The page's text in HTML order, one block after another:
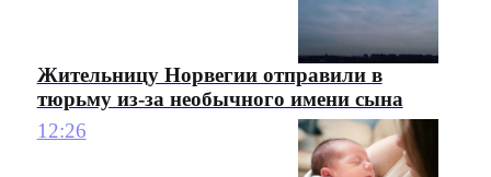
Жительницу Норвегии отправили в
тюрьму из-за необычного имени сына
12:26